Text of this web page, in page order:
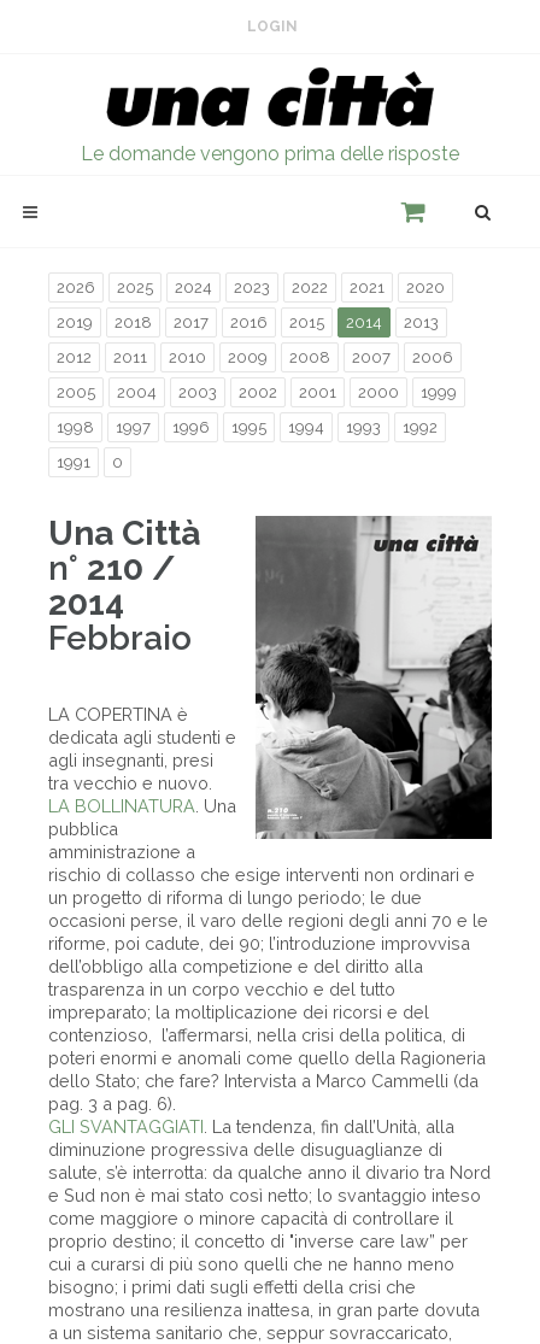
LOGIN
Le domande vengono prima delle risposte
2026 2025 2024 2023 2022 2021
2020
2019
2018 2017 2016 2015 2014
2013
2012
2011 2010 2009 2008 2007
2006
2005
2004 2003 2002 2001 2000
1999
1998
1997 1996 1995 1994 1993
1992
1991
0
Una Città
n° 210 /
2014
Febbraio
LA COPERTINA è
dedicata agli studenti e
agli insegnanti, presi
tra vecchio e nuovo.
LA BOLLINATURA . Una
pubblica
amministrazione a
rischio di collasso che esige interventi non ordinari e
un progetto di riforma di lungo periodo; le due
occasioni perse, il varo delle regioni degli anni 70 e le
riforme, poi cadute, dei 90; l’introduzione improvvisa
dell’obbligo alla competizione e del diritto alla
trasparenza in un corpo vecchio e del tutto
impreparato; la moltiplicazione dei ricorsi e del
contenzioso, l’affermarsi, nella crisi della politica, di
poteri enormi e anomali come quello della Ragioneria
dello Stato; che fare? Intervista a Marco Cammelli (da
pag. 3 a pag. 6).
GLI SVANTAGGIATI . La tendenza, fin dall’Unità, alla
diminuzione progressiva delle disuguaglianze di
salute, s’è interrotta: da qualche anno il divario tra Nord
e Sud non è mai stato così netto; lo svantaggio inteso
come maggiore o minore capacità di controllare il
proprio destino; il concetto di "inverse care law” per
cui a curarsi di più sono quelli che ne hanno meno
bisogno; i primi dati sugli effetti della crisi che
mostrano una resilienza inattesa, in gran parte dovuta
a un sistema sanitario che, seppur sovraccaricato,